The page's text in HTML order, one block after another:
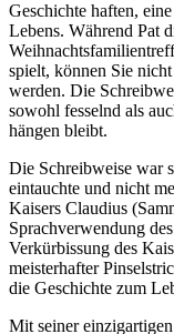
Geschichte haften,
Lebens. Während Pat
spielt, können Sie
werden. Die
sowohl fesselnd als
hängen bleibt.
Die Schreibweise war
eintauchte und nicht
Kaisers Claudius
Sprachverwendung
Verkürbissung des
meisterhafter
die Geschichte zum
Mit seiner